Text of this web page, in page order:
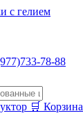
78-88
🛒 Корзина